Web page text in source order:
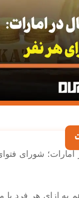
امارات؛ شورای